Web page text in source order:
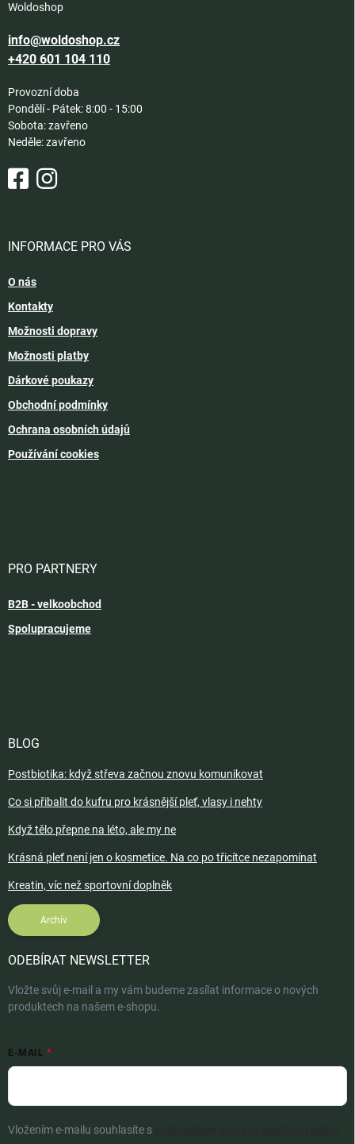
Woldoshop
info@woldoshop.cz
+420 601 104 110
Provozní doba
Pondělí - Pátek: 8:00 - 15:00
Sobota: zavřeno
Neděle: zavřeno
INFORMACE PRO VÁS
O nás
Kontakty
Možnosti dopravy
Možnosti platby
Dárkové poukazy
Obchodní podmínky
Ochrana osobních údajů
Používání cookies
PRO PARTNERY
B2B - velkoobchod
Spolupracujeme
BLOG
Postbiotika: když střeva začnou znovu komunikovat
Co si přibalit do kufru pro krásnější pleť, vlasy i nehty
Když tělo přepne na léto, ale my ne
Krásná pleť není jen o kosmetice. Na co po třicítce nezapomínat
Kreatin, víc než sportovní doplněk
Archiv
ODEBÍRAT NEWSLETTER
Vložte svůj e-mail a my vám budeme zasílat informace o nových
produktech na našem e-shopu.
E-MAIL
Vložením e-mailu souhlasíte s